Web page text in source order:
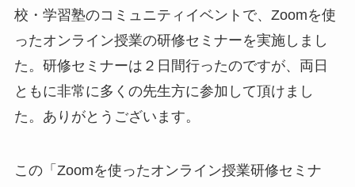
校・学習塾のコミュニティイベントで、Zoomを使
ったオンライン授業の研修セミナーを実施しまし
た。研修セミナーは２日間行ったのですが、両日
ともに非常に多くの先生方に参加して頂けまし
た。ありがとうございます。
この「Zoomを使ったオンライン授業研修セミナ